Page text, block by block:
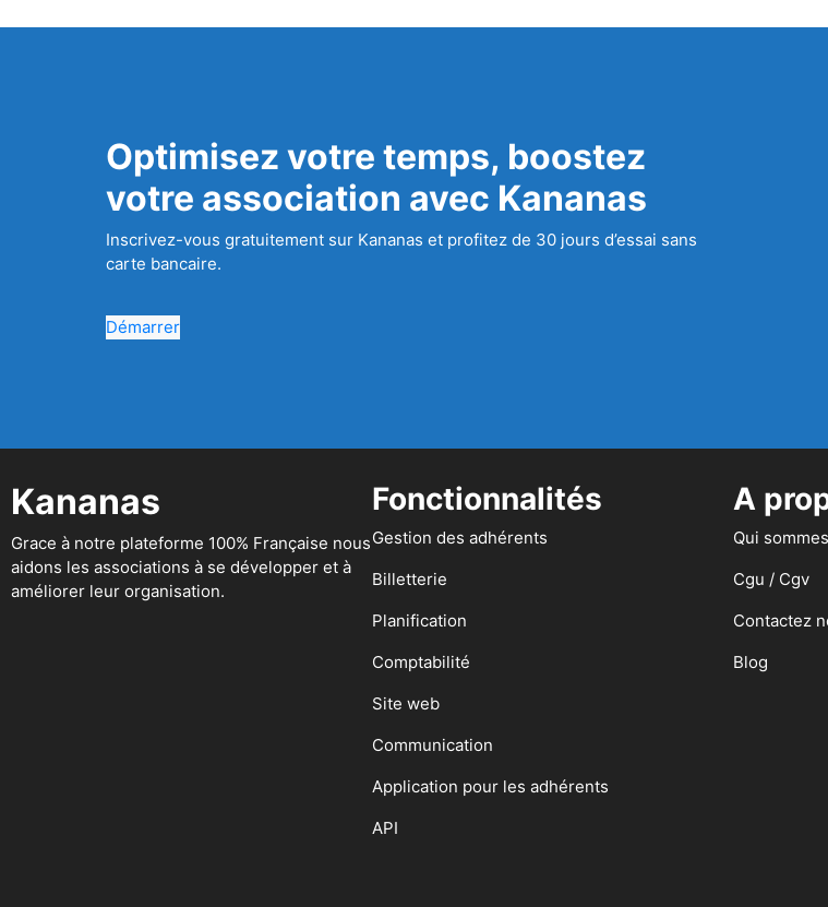
Optimisez votre temps, boostez
votre association avec Kananas
Inscrivez-vous gratuitement sur Kananas et profitez de 30 jours d’essai sans
carte bancaire.
Démarrer
Kananas
Grace à notre plateforme 100% Française nous
aidons les associations à se développer et à
améliorer leur organisation.
Fonctionnalités
Gestion des adhérents
Billetterie
Planification
Comptabilité
Site web
Communication
Application pour les adhérents
API
A
Qui
Cgu / Cgv
Contactez
Blog